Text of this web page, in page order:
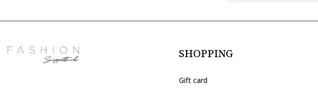
SHOPPING
Gift card